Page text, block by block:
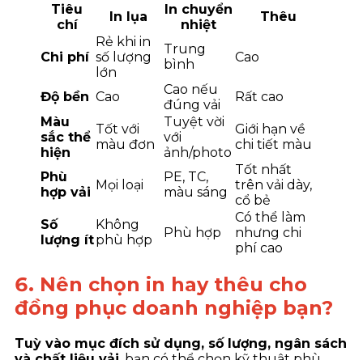
Tiêu
chí
In lụa
In chuyển
nhiệt
Thêu
Chi phí
Rẻ khi in
số lượng
lớn
Trung
bình
Cao
Độ bền Cao
Cao nếu
đúng vải
Rất cao
Màu
sắc thể
hiện
Tốt với
màu đơn
Tuyệt vời
với
ảnh/photo
Giới hạn về
chi tiết màu
Phù
hợp vải Mọi loại
PE, TC,
màu sáng
Tốt nhất
trên vải dày,
cổ bẻ
Số
lượng ít
Không
phù hợp
Phù hợp
Có thể làm
nhưng chi
phí cao
6. Nên chọn in hay thêu cho
đồng phục doanh nghiệp bạn?
Tuỳ vào mục đích sử dụng, số lượng, ngân sách